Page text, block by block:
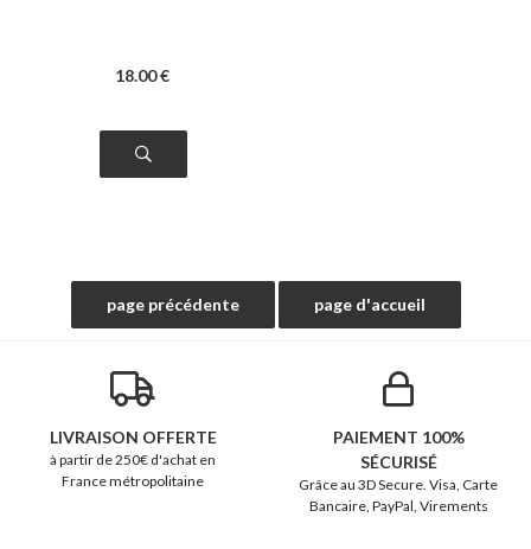
18.00 €
LIVRAISON OFFERTE
à partir de 250€ d'achat en
France métropolitaine
PAIEMENT 100%
SÉCURISÉ
Grâce au 3D Secure. Visa, Carte
Bancaire, PayPal, Virements